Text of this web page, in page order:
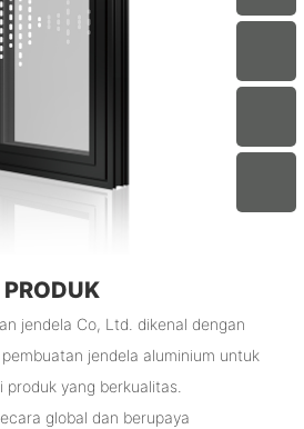
jendela Co, Ltd. dikenal dengan
jendela aluminium untuk
yang berkualitas.
global dan berupaya